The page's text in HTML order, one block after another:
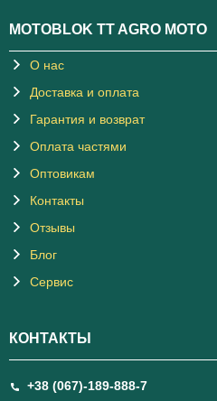
MOTOBLOK TT AGRO MOTO
О нас
Доставка и оплата
Гарантия и возврат
Оплата частями
Оптовикам
Контакты
Отзывы
Блог
Сервис
КОНТАКТЫ
+38 (067)-189-888-7